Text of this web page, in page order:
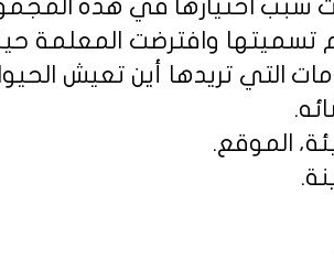
سبب اختيارها في هذه
تسميتها وافترضت المعلمة
التي تريدها أين تعيش
الموقع.